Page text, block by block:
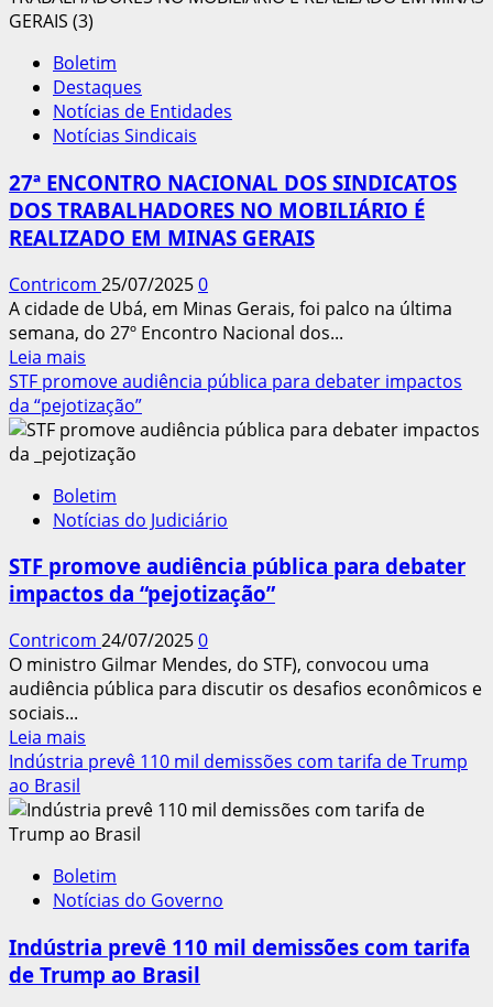
de
para
tarifas
impostas
pelos
Boletim
Destaques
Notícias de Entidades
Notícias Sindicais
27ª ENCONTRO NACIONAL DOS SINDICATOS
DOS TRABALHADORES NO MOBILIÁRIO É
REALIZADO EM MINAS GERAIS
Contricom 25/07/20250
A cidade de Ubá, em Minas Gerais, foi palco na última
semana, do 27º Encontro Nacional dos...
Leia mais
mais
sobre
27ª
ENCONTRO
DOS
SINDICATOS
TRABALHADORES
NO
É
REALIZADO
EM
GERAIS
STF promove audiência pública para debater impactos
da “pejotização”
Boletim
Notícias do Judiciário
STF promove audiência pública para debater
impactos da “pejotização”
Contricom 24/07/20250
O ministro Gilmar Mendes, do STF), convocou uma
audiência pública para discutir os desafios econômicos e
sociais...
Leia mais
mais
STF
promove
pública
para
impactos
da
Indústria prevê 110 mil demissões com tarifa de Trump
ao Brasil
Boletim
Notícias do Governo
Indústria prevê 110 mil demissões com tarifa
de Trump ao Brasil